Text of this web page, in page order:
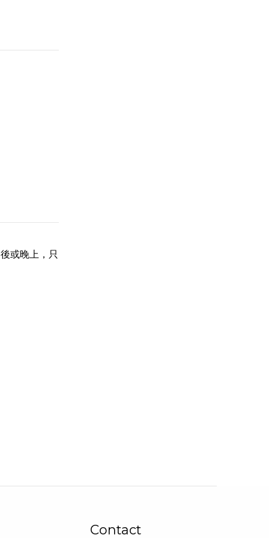
或晚上，只
Contact